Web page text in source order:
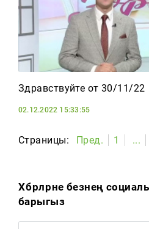
Здравствуйте от 30/11/22
02.12.2022 15:33:55
Страницы: Пред. 1 ...
Хәбәрләрне безнең социаль
барыгыз